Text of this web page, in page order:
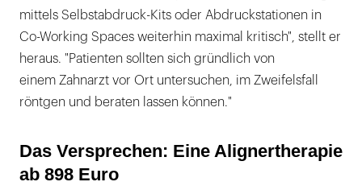
mittels Selbstabdruck-Kits oder Abdruckstationen in
Co-Working Spaces weiterhin maximal kritisch", stellt er
heraus. "Patienten sollten sich gründlich von
einem Zahnarzt vor Ort untersuchen, im Zweifelsfall
röntgen und beraten lassen können."
Das Versprechen: Eine Alignertherapie
ab 898 Euro